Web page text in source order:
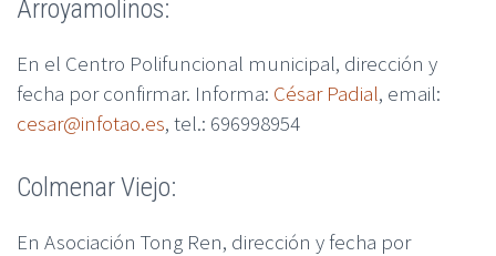
Arroyamolinos:
En el Centro Polifuncional municipal, dirección y
fecha por confirmar. Informa: César Padial, email:
cesar@infotao.es, tel.: 696998954
Colmenar Viejo:
En Asociación Tong Ren, dirección y fecha por